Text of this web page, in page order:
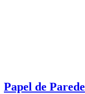
Papel de Parede